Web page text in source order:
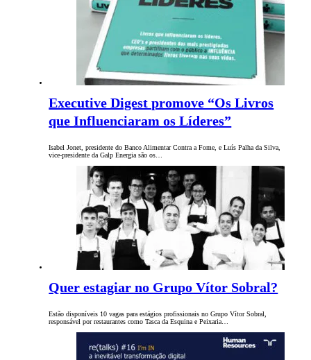
Executive Digest promove “Os Livros
que Influenciaram os Líderes”
Isabel Jonet, presidente do Banco Alimentar Contra a Fome, e Luís Palha da Silva,
vice-presidente da Galp Energia são os…
Quer estagiar no Grupo Vítor Sobral?
Estão disponíveis 10 vagas para estágios profissionais no Grupo Vítor Sobral,
responsável por restaurantes como Tasca da Esquina e Peixaria…